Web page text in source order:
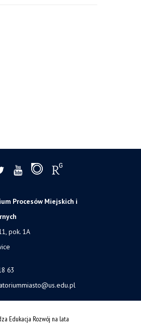
Procesów Miejskich i
pok. 1A
63
Edukacja Rozwój na lata